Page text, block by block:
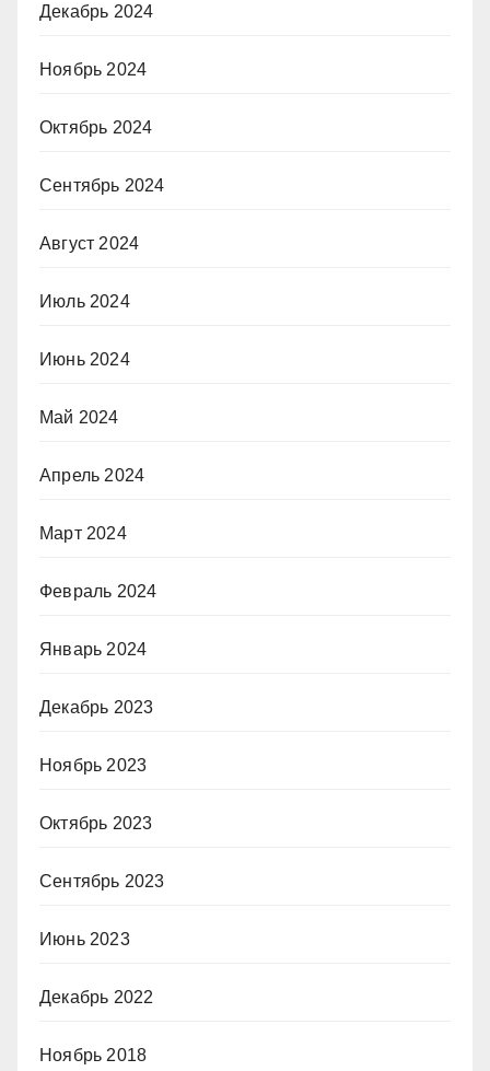
Декабрь 2024
Ноябрь 2024
Октябрь 2024
Сентябрь 2024
Август 2024
Июль 2024
Июнь 2024
Май 2024
Апрель 2024
Март 2024
Февраль 2024
Январь 2024
Декабрь 2023
Ноябрь 2023
Октябрь 2023
Сентябрь 2023
Июнь 2023
Декабрь 2022
Ноябрь 2018